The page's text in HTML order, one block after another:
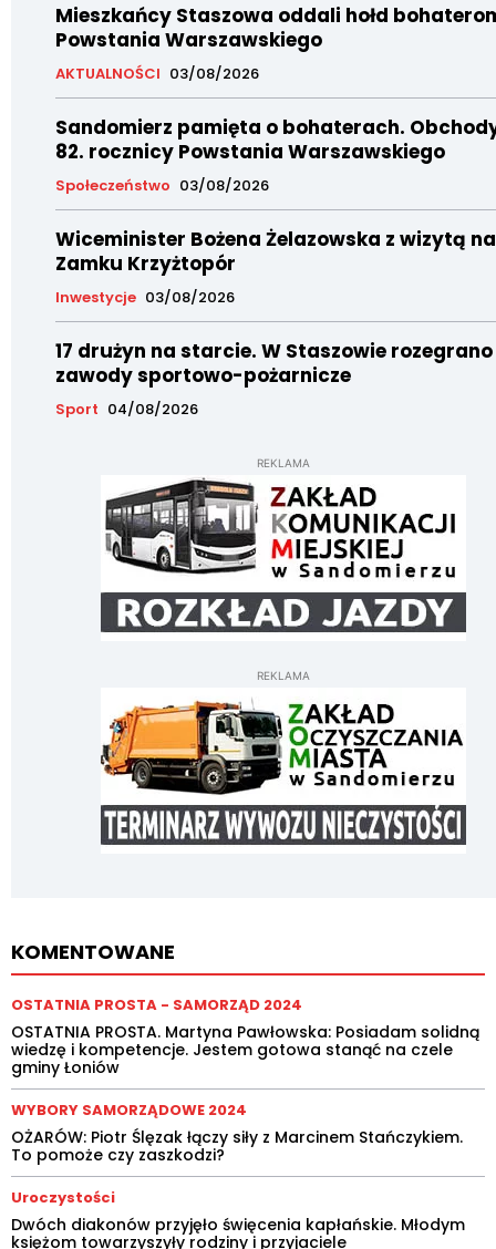
Mieszkańcy Staszowa oddali hołd
Powstania Warszawskiego
AKTUALNOŚCI 03/08/2026
Sandomierz pamięta o bohaterach.
82. rocznicy Powstania Warszawskiego
Społeczeństwo 03/08/2026
Wiceminister Bożena Żelazowska z wizytą na
Zamku Krzyżtopór
Inwestycje 03/08/2026
17 drużyn na starcie. W Staszowie rozegrano
zawody sportowo-pożarnicze
Sport 04/08/2026
REKLAMA
REKLAMA
KOMENTOWANE
OSTATNIA PROSTA - SAMORZĄD 2024
OSTATNIA PROSTA. Martyna Pawłowska: Posiadam solidną
wiedzę i kompetencje. Jestem gotowa stanąć na czele
gminy Łoniów
WYBORY SAMORZĄDOWE 2024
OŻARÓW: Piotr Ślęzak łączy siły z Marcinem Stańczykiem.
To pomoże czy zaszkodzi?
Uroczystości
Dwóch diakonów przyjęło święcenia kapłańskie. Młodym
księżom towarzyszyły rodziny i przyjaciele